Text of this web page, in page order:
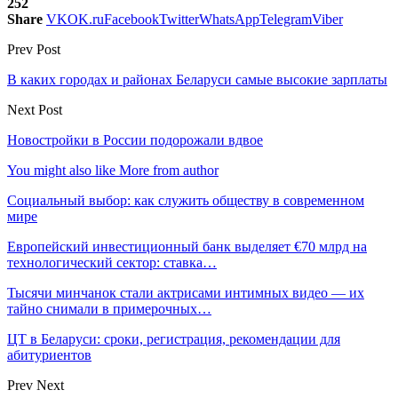
Share VKOK.ruFacebookTwitterWhatsAppTelegramViber
Prev Post
В каких городах и районах Беларуси самые высокие зарплаты
Next Post
Новостройки в России подорожали вдвое
You might also like More from author
Социальный выбор: как служить обществу в современном
мире
Европейский инвестиционный банк выделяет €70 млрд на
технологический сектор: ставка…
Тысячи минчанок стали актрисами интимных видео — их
тайно снимали в примерочных…
ЦТ в Беларуси: сроки, регистрация, рекомендации для
абитуриентов
Prev Next